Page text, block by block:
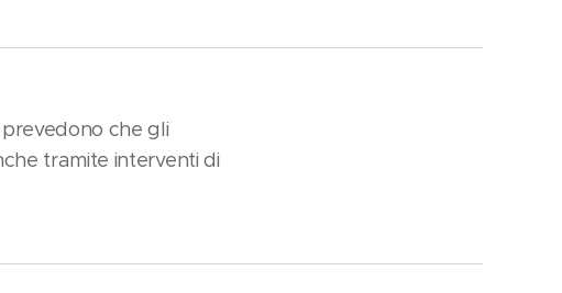
che gli
tramite interventi di